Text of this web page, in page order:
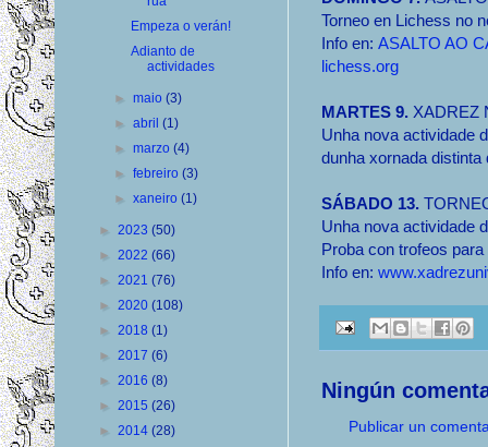
Torneo en Lichess no
Info en: ASALTO AO
lichess.org
MARTES 9. XADREZ
Unha nova actividade
dunha xornada distinta
SÁBADO 13.
Unha nova actividade
Proba con trofeos
Info en:
Ningún
Publicar un
Empeza o verán!
Adianto de
actividades
►maio(3)
►abril(1)
►marzo(4)
►febreiro(3)
►xaneiro(1)
► 2023 (50)
► 2022 (66)
► 2021 (76)
► 2020 (108)
► 2018 (1)
► 2017 (6)
► 2016 (8)
► 2015 (26)
► 2014 (28)